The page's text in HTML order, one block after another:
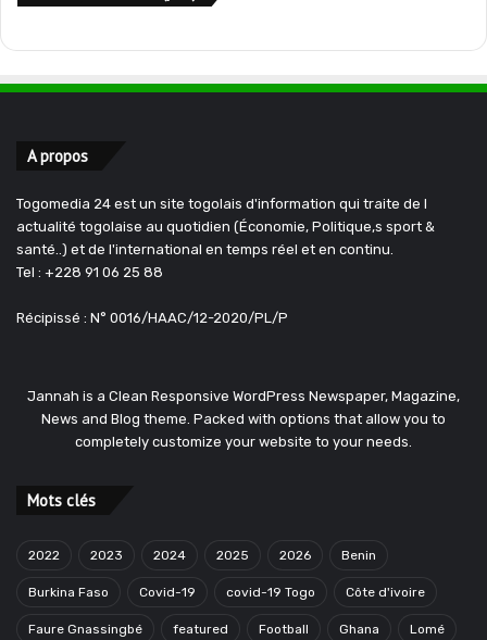
A propos
Togomedia 24 est un site togolais d'information qui traite de l
actualité togolaise au quotidien (Économie, Politique,s sport &
santé..) et de l'international en temps réel et en continu.
Tel : +228 91 06 25 88
Récipissé : N° 0016/HAAC/12-2020/PL/P
Jannah is a Clean Responsive WordPress Newspaper, Magazine,
News and Blog theme. Packed with options that allow you to
completely customize your website to your needs.
Mots clés
2022 2023 2024 2025 2026 Benin
Burkina Faso Covid-19 covid-19 Togo Côte d'ivoire
Faure Gnassingbé featured Football Ghana Lomé